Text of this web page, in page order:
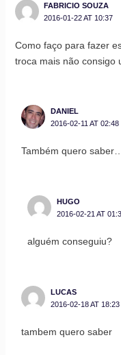
FABRICIO SOUZA
2016-01-22 AT 10:37
Como faço para fazer
troca mais não consigo
DANIEL
2016-02-11 AT 02:48
Também quero
HUGO
2016-02-21 AT
alguém conseguiu?
LUCAS
2016-02-18 AT 18:23
tambem quero saber